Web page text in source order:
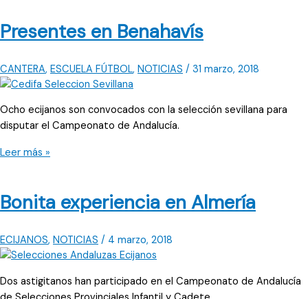
la
Presentes en Benahavís
CANTERA, ESCUELA FÚTBOL, NOTICIAS / 31 marzo, 2018
Ocho ecijanos son convocados con la selección sevillana para
disputar el Campeonato de Andalucía.
Presentes
Leer más »
Bonita experiencia en Almería
ECIJANOS, NOTICIAS / 4 marzo, 2018
Dos astigitanos han participado en el Campeonato de Andalucía